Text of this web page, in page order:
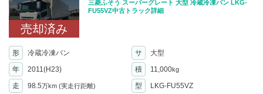
売却済み
三菱ふそう スーパーグレート 大型 冷蔵冷凍バン LKG-
FU55VZ中古トラック詳細
形 冷蔵冷凍バン サ
大型
年
2011(H23) 積 11,000kg
走 98.5万km (実走行距離) 型
LKG-FU55VZ